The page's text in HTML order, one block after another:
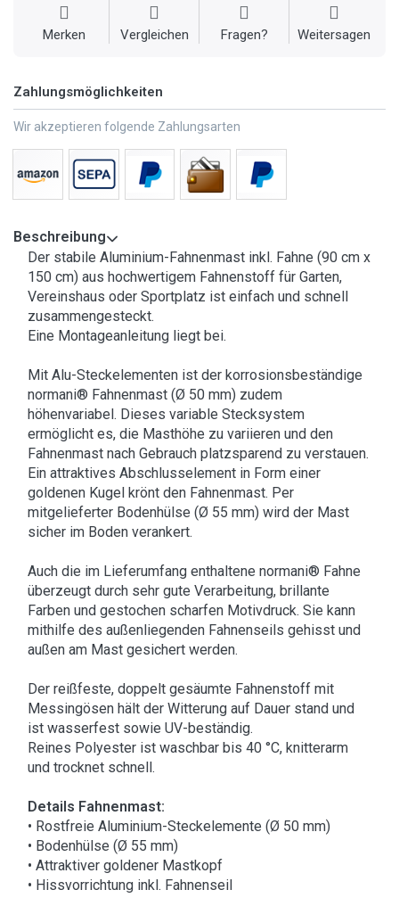
Merken Vergleichen Fragen? Weitersagen
Zahlungsmöglichkeiten
Wir akzeptieren folgende Zahlungsarten
Beschreibung
Der stabile Aluminium-Fahnenmast inkl. Fahne (90 cm x
150 cm) aus hochwertigem Fahnenstoff für Garten,
Vereinshaus oder Sportplatz ist einfach und schnell
zusammengesteckt.
Eine Montageanleitung liegt bei.
Mit Alu-Steckelementen ist der korrosionsbeständige
normani® Fahnenmast (Ø 50 mm) zudem
höhenvariabel. Dieses variable Stecksystem
ermöglicht es, die Masthöhe zu variieren und den
Fahnenmast nach Gebrauch platzsparend zu verstauen.
Ein attraktives Abschlusselement in Form einer
goldenen Kugel krönt den Fahnenmast. Per
mitgelieferter Bodenhülse (Ø 55 mm) wird der Mast
sicher im Boden verankert.
Auch die im Lieferumfang enthaltene normani® Fahne
überzeugt durch sehr gute Verarbeitung, brillante
Farben und gestochen scharfen Motivdruck. Sie kann
mithilfe des außenliegenden Fahnenseils gehisst und
außen am Mast gesichert werden.
Der reißfeste, doppelt gesäumte Fahnenstoff mit
Messingösen hält der Witterung auf Dauer stand und
ist wasserfest sowie UV-beständig.
Reines Polyester ist waschbar bis 40 °C, knitterarm
und trocknet schnell.
Details Fahnenmast:
• Rostfreie Aluminium-Steckelemente (Ø 50 mm)
• Bodenhülse (Ø 55 mm)
• Attraktiver goldener Mastkopf
• Hissvorrichtung inkl. Fahnenseil